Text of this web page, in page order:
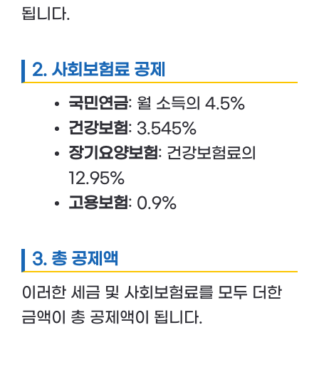
됩니다.
2. 사회보험료 공제
국민연금: 월 소득의 4.5%
건강보험: 3.545%
장기요양보험: 건강보험료의
12.95%
고용보험: 0.9%
3. 총 공제액
이러한 세금 및 사회보험료를 모두 더한
금액이 총 공제액이 됩니다.